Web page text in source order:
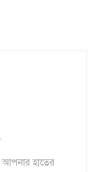
আপনার হাতের